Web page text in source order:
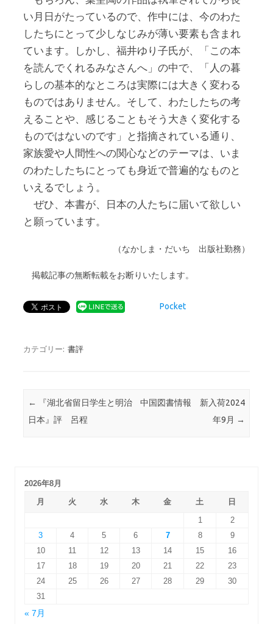
い月日がたっているので、作中には、今のわた
したちにとって少しなじみが薄い要素も含まれ
ています。しかし、福井ゆり子氏が、「この本
を読んでくれるみなさんへ」の中で、「人の暮
らしの基本的なところは実際には大きく変わる
ものではありません。そして、わたしたちの考
えることや、感じることもそう大きく変化する
ものではないのです」と指摘されている通り、
家族愛や人間性への関心などのテーマは、いま
のわたしたちにとっても身近で普遍的なものと
いえるでしょう。
ぜひ、本書が、日本の人たちに届いて欲しい
と願っています。
（なかしま・だいち 出版社勤務）
掲載記事の無断転載をお断りいたします。
Pocket
カテゴリー: 書評
投稿ナビゲーション
←
『湖北省留日学生と明治
日本』評 呂程
中国図書情報 新入荷2024
年9月 →
2026年8月
月
火 水 木 金 土
日
1
2
3
4 5 6 7 8
9
10
11 12 13 14 15
16
17
18 19 20 21 22
23
24
25 26 27 28 29
30
31
« 7月